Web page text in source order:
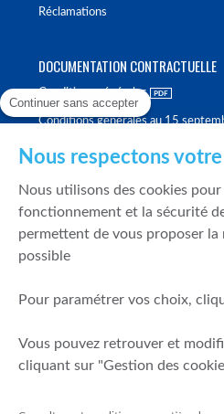
Réclamations
DOCUMENTATION CONTRACTUELLE
Conditions générales
Conditions générales au 15
Politique de meilleure sélection
Politique de durabilité
Fonds de garantie des dépôts et de
Mentions légales
Prévention de la fraude
Continuer sans accepter
Nous respectons
Nous utilisons des cookies
fonctionnement et la sécurité
permettent de vous proposer la
possible
Pour paramétrer vos choix,
Vous pouvez retrouver et
cliquant sur "Gestion des